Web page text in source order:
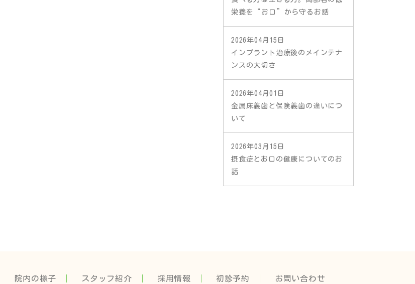
栄養を“お口”から守るお話
2026年04月15日
インプラント治療後のメインテナ
ンスの大切さ
2026年04月01日
金属床義歯と保険義歯の違いにつ
いて
2026年03月15日
摂食症とお口の健康についてのお
話
院内の様子 スタッフ紹介 採用情報 初診予約 お問い合わせ